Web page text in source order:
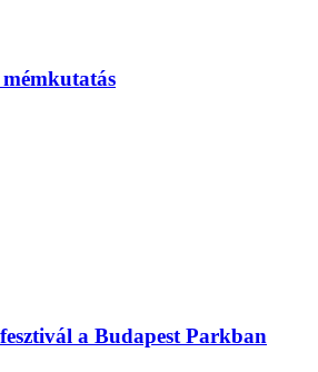
mémkutatás
a Budapest Parkban